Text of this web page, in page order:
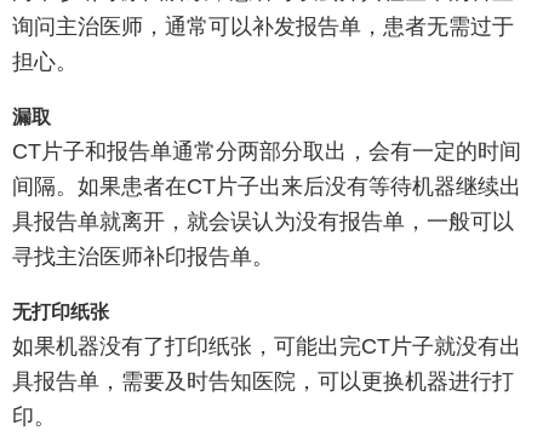
询问主治医师，通常可以补发报告单，患者无需过于
担心。
漏取
CT片子和报告单通常分两部分取出，会有一定的时间
间隔。如果患者在CT片子出来后没有等待机器继续出
具报告单就离开，就会误认为没有报告单，一般可以
寻找主治医师补印报告单。
无打印纸张
如果机器没有了打印纸张，可能出完CT片子就没有出
具报告单，需要及时告知医院，可以更换机器进行打
印。